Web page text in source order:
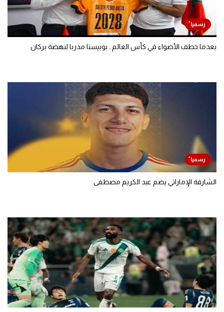
بعدما خطف الأضواء في كأس العالم.. بوبيستا مدربا لنهضة بركان
الشارقة الإماراتي يضم عبد الكريم مصطفى